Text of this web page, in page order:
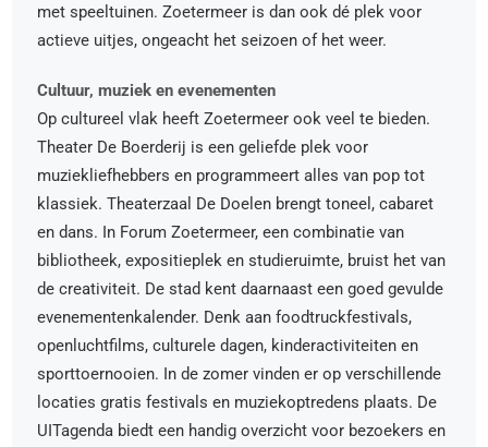
met speeltuinen. Zoetermeer is dan ook dé plek voor
actieve uitjes, ongeacht het seizoen of het weer.
Cultuur, muziek en evenementen
Op cultureel vlak heeft Zoetermeer ook veel te bieden.
Theater De Boerderij is een geliefde plek voor
muziekliefhebbers en programmeert alles van pop tot
klassiek. Theaterzaal De Doelen brengt toneel, cabaret
en dans. In Forum Zoetermeer, een combinatie van
bibliotheek, expositieplek en studieruimte, bruist het van
de creativiteit. De stad kent daarnaast een goed gevulde
evenementenkalender. Denk aan foodtruckfestivals,
openluchtfilms, culturele dagen, kinderactiviteiten en
sporttoernooien. In de zomer vinden er op verschillende
locaties gratis festivals en muziekoptredens plaats. De
UITagenda biedt een handig overzicht voor bezoekers en